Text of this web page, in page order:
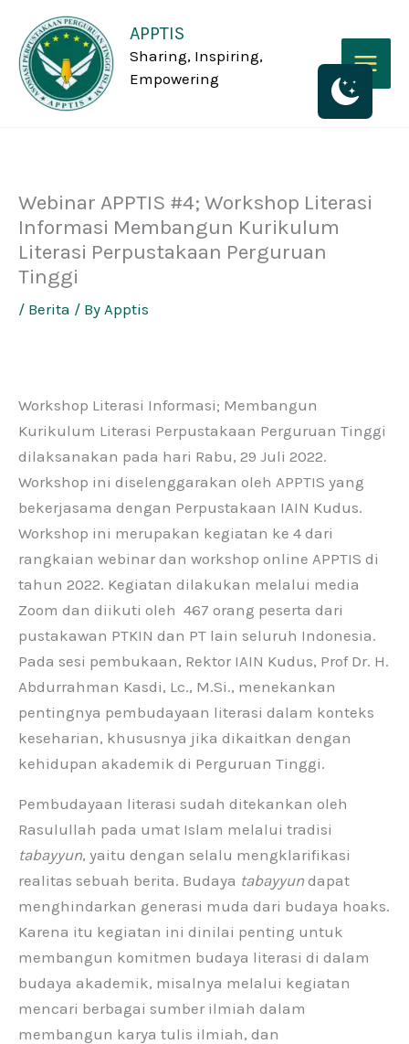
content
APPTIS
Sharing, Inspiring,
Empowering
Webinar APPTIS #4; Workshop Literasi
Informasi Membangun Kurikulum
Literasi Perpustakaan Perguruan
Tinggi
/ Berita / By Apptis
Workshop Literasi Informasi; Membangun
Kurikulum Literasi Perpustakaan Perguruan Tinggi
dilaksanakan pada hari Rabu, 29 Juli 2022.
Workshop ini diselenggarakan oleh APPTIS yang
bekerjasama dengan Perpustakaan IAIN Kudus.
Workshop ini merupakan kegiatan ke 4 dari
rangkaian webinar dan workshop online APPTIS di
tahun 2022. Kegiatan dilakukan melalui media
Zoom dan diikuti oleh 467 orang peserta dari
pustakawan PTKIN dan PT lain seluruh Indonesia.
Pada sesi pembukaan, Rektor IAIN Kudus, Prof Dr. H.
Abdurrahman Kasdi, Lc., M.Si., menekankan
pentingnya pembudayaan literasi dalam konteks
keseharian, khususnya jika dikaitkan dengan
kehidupan akademik di Perguruan Tinggi.
Pembudayaan literasi sudah ditekankan oleh
Rasulullah pada umat Islam melalui tradisi
tabayyun, yaitu dengan selalu mengklarifikasi
realitas sebuah berita. Budaya tabayyun dapat
menghindarkan generasi muda dari budaya hoaks.
Karena itu kegiatan ini dinilai penting untuk
membangun komitmen budaya literasi di dalam
budaya akademik, misalnya melalui kegiatan
mencari berbagai sumber ilmiah dalam
membangun karya tulis ilmiah, dan
a
t
r
i